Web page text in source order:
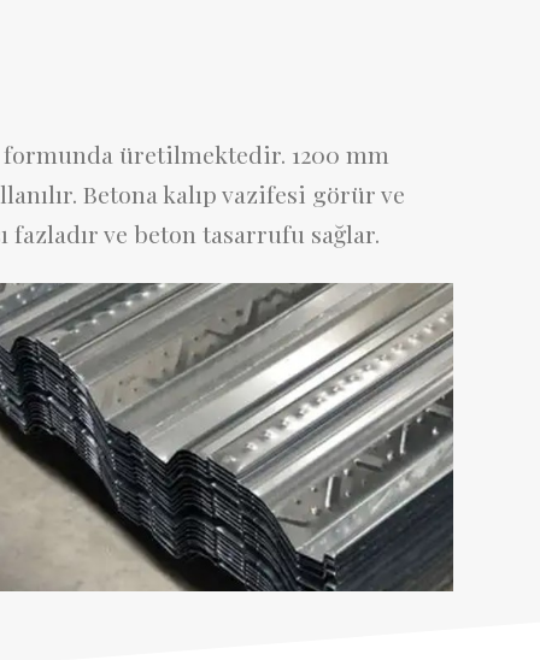
üretilmektedir. 1200 mm
Betona kalıp vazifesi görür ve
fazladır ve beton tasarrufu sağlar.